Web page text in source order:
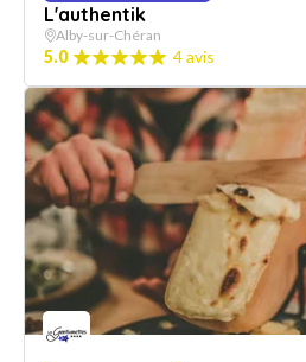
L'authentik
Alby-sur-Chéran
5.0 4 avis